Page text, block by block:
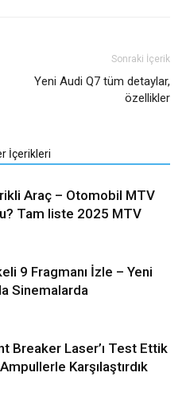
Sonraki İçerik
Yeni Audi Q7 tüm detaylar,
özellikler
İçerikleri
Araç – Otomobil MTV
Tam liste 2025 MTV
9 Fragmanı İzle – Yeni
Sinemalarda
Breaker Laser’ı Test Ettik
Karşılaştırdık